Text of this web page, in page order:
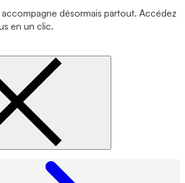
accompagne désormais partout. Accédez
en un clic.